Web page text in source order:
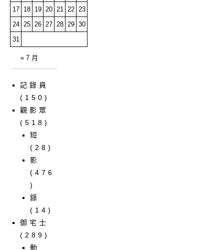
17
18 19 20 21 22
23
24
25 26 27 28 29 30
31
« 7 月
記錄員
(150)
觀影眾
(518)
短
(28)
影
(476
)
錄
(14)
御宅士
(289)
動